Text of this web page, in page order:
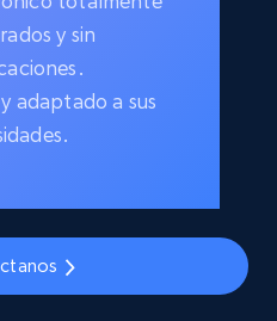
y sin
adaptado a sus